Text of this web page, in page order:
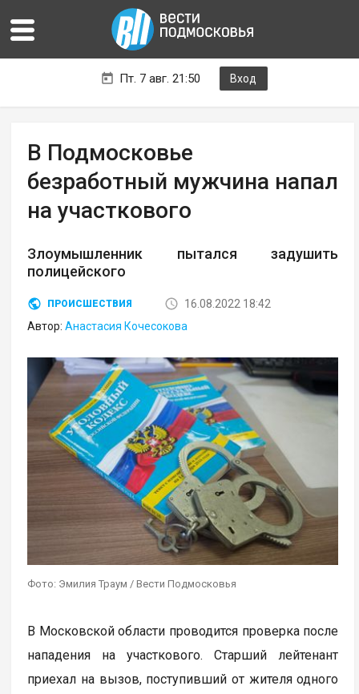
Пт. 7 авг. 21:50 Вход
В Подмосковье
безработный мужчина напал
на участкового
Злоумышленник пытался задушить
полицейского
ПРОИСШЕСТВИЯ
16.08.2022 18:42
Автор:Анастасия Кочесокова
Фото: Эмилия Траум / Вести Подмосковья
В Московской области проводится проверка после
нападения на участкового. Старший лейтенант
приехал на вызов, поступивший от жителя одного